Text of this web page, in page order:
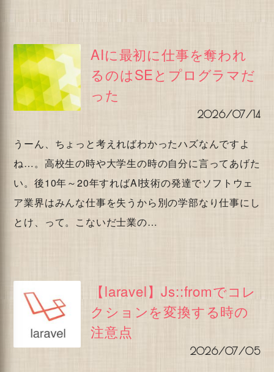
AIに最初に仕事を奪われ
るのはSEとプログラマだ
った
2026/07/14
うーん、ちょっと考えればわかったハズなんですよ
ね…。高校生の時や大学生の時の自分に言ってあげた
い。後10年～20年すればAI技術の発達でソフトウェ
ア業界はみんな仕事を失うから別の学部なり仕事にし
とけ、って。こないだ士業の…
【laravel】Js::fromでコレ
クションを変換する時の
注意点
2026/07/05